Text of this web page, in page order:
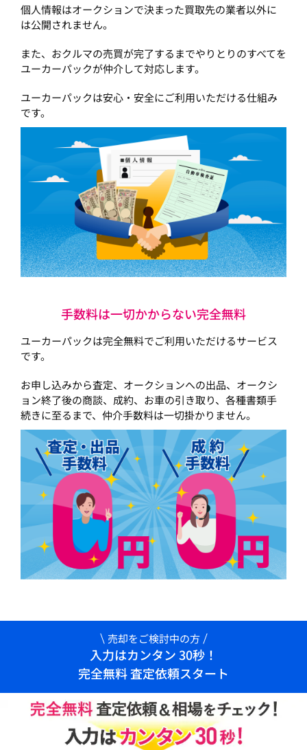
個人情報はオークションで決まった買取先の業者以外に
は公開されません。
また、おクルマの売買が完了するまでやりとりのすべてを
ユーカーパックが仲介して対応します。
ユーカーパックは安心・安全にご利用いただける仕組み
です。
手数料は一切かからない完全無料
ユーカーパックは完全無料でご利用いただけるサービス
です。
お申し込みから査定、オークションへの出品、オークシ
ョン終了後の商談、成約、お車の引き取り、各種書類手
続きに至るまで、仲介手数料は一切掛かりません。
売却をご検討中の方
入力はカンタン 30秒！
完全無料 査定依頼スタート